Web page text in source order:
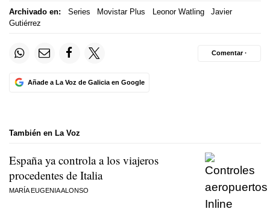
Archivado en: Series Movistar Plus Leonor Watling
Javier
Gutiérrez
Añade a La Voz de Galicia en Google
Comentar ·
También en La Voz
España ya controla a los viajeros
procedentes de Italia
MARÍA EUGENIA ALONSO